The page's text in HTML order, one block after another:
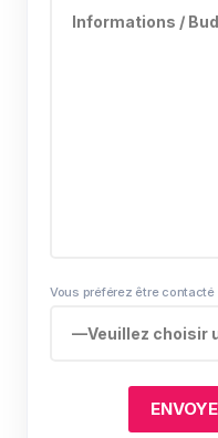
Vous préférez être contacté